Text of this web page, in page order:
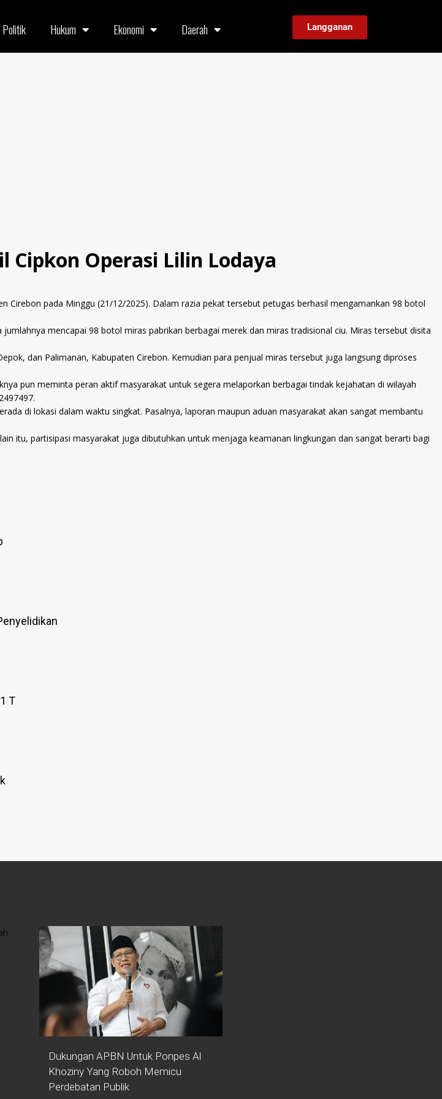
Politik Hukum Ekonomi Daerah Langganan
Cipkon Operasi Lilin Lodaya
Cirebon pada Minggu (21/12/2025). Dalam razia pekat tersebut petugas berhasil mengamankan 98 botol
mencapai 98 botol miras pabrikan berbagai merek dan miras tradisional ciu. Miras tersebut disita
dan Palimanan, Kabupaten Cirebon. Kemudian para penjual miras tersebut juga langsung diproses
pun meminta peran aktif masyarakat untuk segera melaporkan berbagai tindak kejahatan di wilayah
di lokasi dalam waktu singkat. Pasalnya, laporan maupun aduan masyarakat akan sangat membantu
itu, partisipasi masyarakat juga dibutuhkan untuk menjaga keamanan lingkungan dan sangat berarti bagi
T
Dukungan APBN Untuk Ponpes Al
Khoziny Yang Roboh Memicu
Perdebatan Publik